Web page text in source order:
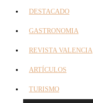
DESTACADO
GASTRONOMIA
REVISTA VALENCIA
ARTÍCULOS
TURISMO